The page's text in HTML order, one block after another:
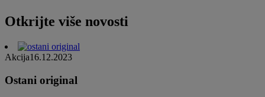
Otkrijte više novosti
Akcija16.12.2023
Ostani original